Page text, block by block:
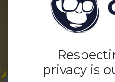
Movers &
Hospitality
Tom
privacy is